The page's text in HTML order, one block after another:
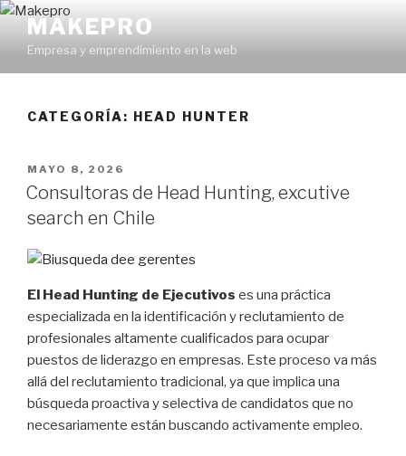
Ir
contenido
MAKEPRO
Empresa y emprendimiento en la web
CATEGORÍA: HEAD HUNTER
POSTED
ON
MAYO 8, 2026
Consultoras de Head Hunting, excutive
search en Chile
El Head Hunting de Ejecutivos es una práctica
especializada en la identificación y reclutamiento de
profesionales altamente cualificados para ocupar
puestos de liderazgo en empresas. Este proceso va más
allá del reclutamiento tradicional, ya que implica una
búsqueda proactiva y selectiva de candidatos que no
necesariamente están buscando activamente empleo.